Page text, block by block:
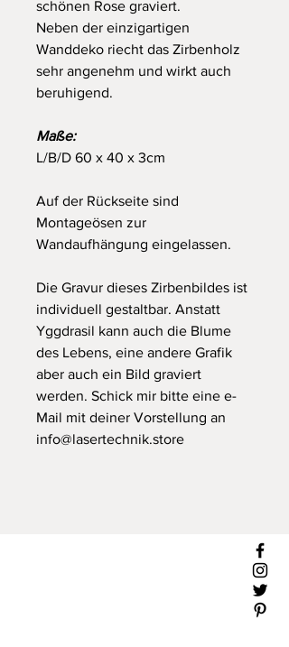
schönen Rose graviert.
Neben der einzigartigen
Wanddeko riecht das Zirbenholz
sehr angenehm und wirkt auch
beruhigend.
Maße:
L/B/D 60 x 40 x 3cm
Auf der Rückseite sind
Montageösen zur
Wandaufhängung eingelassen.
Die Gravur dieses Zirbenbildes ist
individuell gestaltbar. Anstatt
Yggdrasil kann auch die Blume
des Lebens, eine andere Grafik
aber auch ein Bild graviert
werden. Schick mir bitte eine e-
Mail mit deiner Vorstellung an
info@lasertechnik.store